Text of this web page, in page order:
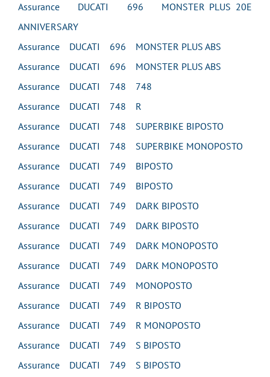
Assurance DUCATI 696 MONSTER PLUS 20E
ANNIVERSARY
Assurance DUCATI 696 MONSTER PLUS ABS
Assurance DUCATI 696 MONSTER PLUS ABS
Assurance DUCATI 748 748
Assurance DUCATI 748 R
Assurance DUCATI 748 SUPERBIKE BIPOSTO
Assurance DUCATI 748 SUPERBIKE MONOPOSTO
Assurance DUCATI 749 BIPOSTO
Assurance DUCATI 749 BIPOSTO
Assurance DUCATI 749 DARK BIPOSTO
Assurance DUCATI 749 DARK BIPOSTO
Assurance DUCATI 749 DARK MONOPOSTO
Assurance DUCATI 749 DARK MONOPOSTO
Assurance DUCATI 749 MONOPOSTO
Assurance DUCATI 749 R BIPOSTO
Assurance DUCATI 749 R MONOPOSTO
Assurance DUCATI 749 S BIPOSTO
Assurance DUCATI 749 S BIPOSTO